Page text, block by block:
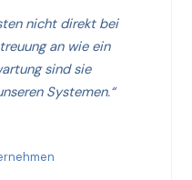
nicht direkt bei
an wie ein
sind sie
Systemen.“